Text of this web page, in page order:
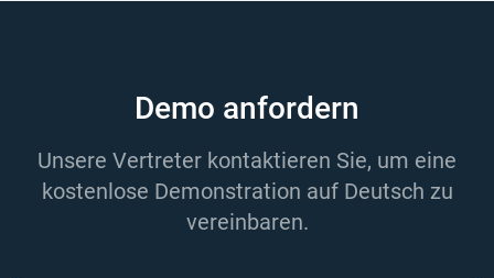
Demo anfordern
Unsere Vertreter kontaktieren Sie, um eine
kostenlose Demonstration auf Deutsch zu
vereinbaren.